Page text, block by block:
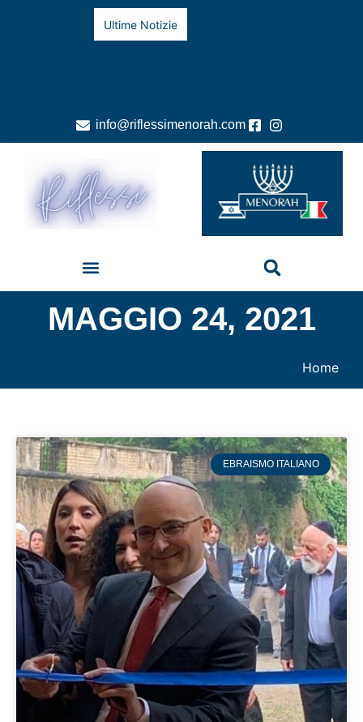
Ultime Notizie
info@riflessimenorah.com
MAGGIO 24, 2021
Home
EBRAISMO ITALIANO